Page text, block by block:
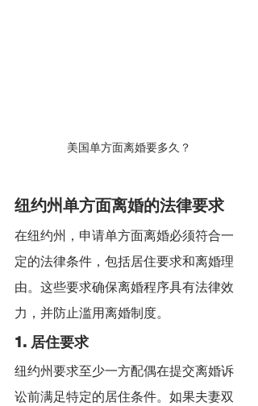
美国单方面离婚要多久？
纽约州单方面离婚的法律要求
在纽约州，申请单方面离婚必须符合一
定的法律条件，包括居住要求和离婚理
由。这些要求确保离婚程序具有法律效
力，并防止滥用离婚制度。
1. 居住要求
纽约州要求至少一方配偶在提交离婚诉
讼前满足特定的居住条件。如果夫妻双